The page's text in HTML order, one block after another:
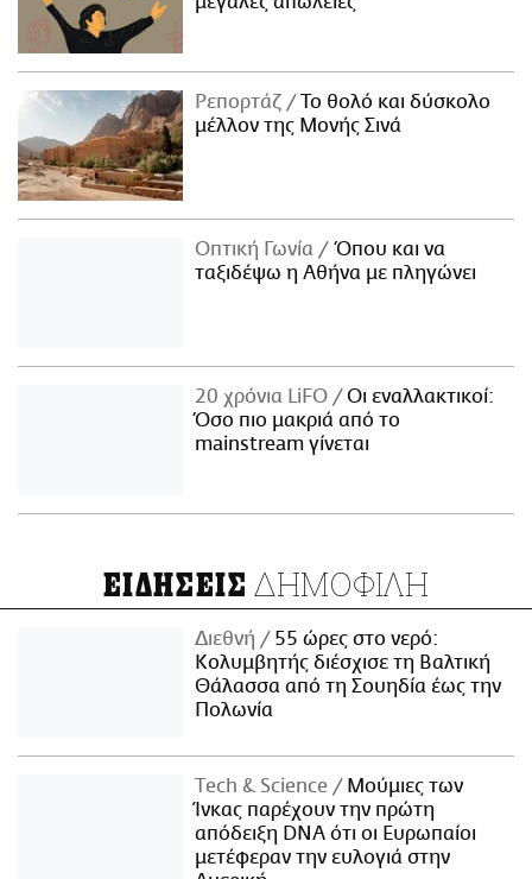
Ρεπορτάζ
Το θολό και δύσκολο
μέλλον της Μονής Σινά
Οπτική Γωνία
Όπου και να
ταξιδέψω η Αθήνα με πληγώνει
20 χρόνια LiFO
Οι εναλλακτικοί:
Όσο πιο μακριά από το
mainstream γίνεται
ΕΙΔΗΣΕΙΣ ΔΗΜΟΦΙΛΗ
Διεθνή
55 ώρες στο νερό:
Κολυμβητής διέσχισε τη Βαλτική
Θάλασσα από τη Σουηδία έως την
Πολωνία
Τech & Science
Μούμιες των
Ίνκας παρέχουν την πρώτη
απόδειξη DNA ότι οι Ευρωπαίοι
μετέφεραν την ευλογιά στην